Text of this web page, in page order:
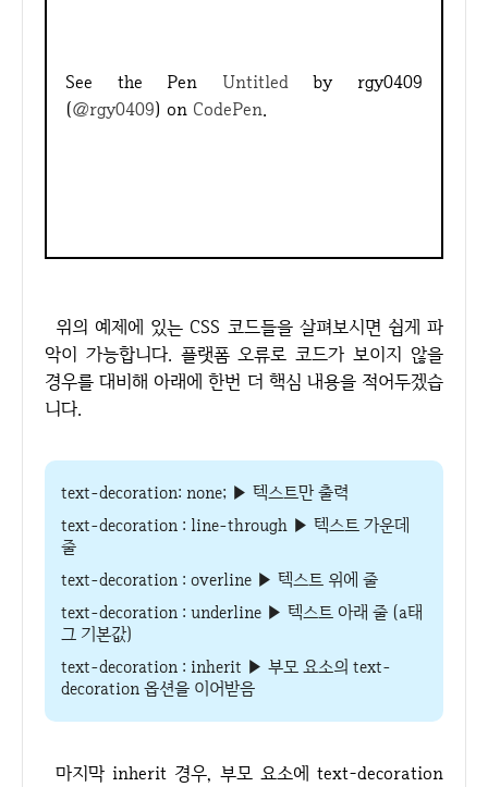
See the Pen Untitledby rgy0409
(@rgy0409) on CodePen.
위의 예제에 있는 CSS 코드들을 살펴보시면 쉽게 파
악이 가능합니다. 플랫폼 오류로 코드가 보이지 않을
경우를 대비해 아래에 한번 더 핵심 내용을 적어두겠습
니다.
text-decoration: none; ▶ 텍스트만 출력
text-decoration : line-through ▶ 텍스트 가운데
줄
text-decoration : overline ▶ 텍스트 위에 줄
text-decoration : underline ▶ 텍스트 아래 줄 (a태
그 기본값)
text-decoration : inherit ▶ 부모 요소의 text-
decoration 옵션을 이어받음
마지막 inherit 경우, 부모 요소에 text-decoration